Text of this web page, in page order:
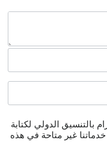
بالتنسيق الدولي لكتابة
غير متاحة في هذه